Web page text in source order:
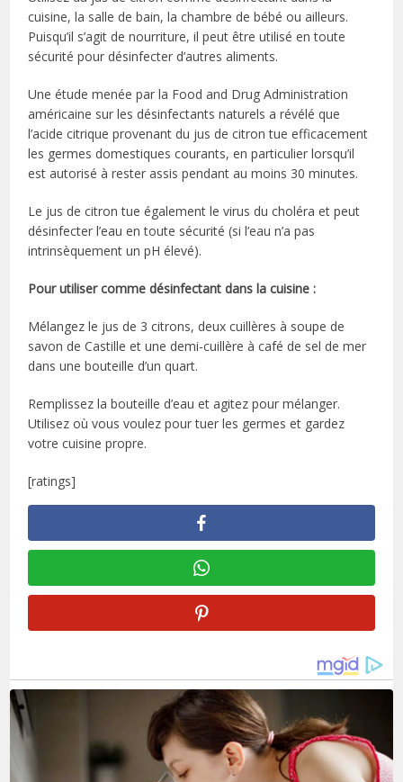
cuisine, la salle de bain, la chambre de bébé ou ailleurs.
Puisqu’il s’agit de nourriture, il peut être utilisé en toute
sécurité pour désinfecter d’autres aliments.
Une étude menée par la Food and Drug Administration
américaine sur les désinfectants naturels a révélé que
l’acide citrique provenant du jus de citron tue efficacement
les germes domestiques courants, en particulier lorsqu’il
est autorisé à rester assis pendant au moins 30 minutes.
Le jus de citron tue également le virus du choléra et peut
désinfecter l’eau en toute sécurité (si l’eau n’a pas
intrinsèquement un pH élevé).
Pour utiliser comme désinfectant dans la cuisine :
Mélangez le jus de 3 citrons, deux cuillères à soupe de
savon de Castille et une demi-cuillère à café de sel de mer
dans une bouteille d’un quart.
Remplissez la bouteille d’eau et agitez pour mélanger.
Utilisez où vous voulez pour tuer les germes et gardez
votre cuisine propre.
[ratings]